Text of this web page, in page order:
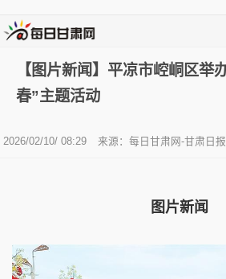
【图片新闻】平凉市崆峒区举
春”主题活动
2026/02/10/ 08:29 来源：每日甘肃网-甘肃日报
图片新闻